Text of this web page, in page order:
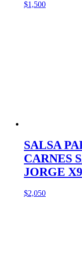
$1,500
SALSA
CARNES
JORGE
$2,050